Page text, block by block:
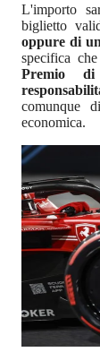
L'importo
biglietto
oppure di
specifica che
Premio
comunque
economica.